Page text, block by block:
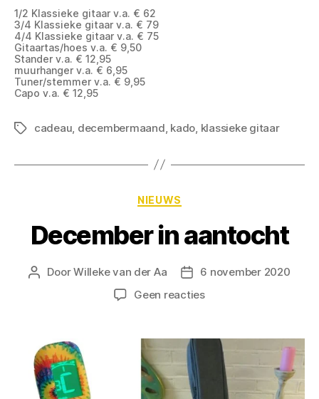
1/2 Klassieke gitaar v.a. € 62
3/4 Klassieke gitaar v.a. € 79
4/4 Klassieke gitaar v.a. € 75
Gitaartas/hoes v.a. € 9,50
Stander v.a. € 12,95
muurhanger v.a. € 6,95
Tuner/stemmer v.a. € 9,95
Capo v.a. € 12,95
cadeau, decembermaand, kado, klassieke gitaar
NIEUWS
December in aantocht
DoorWilleke van der Aa
6 november 2020
Geen reacties